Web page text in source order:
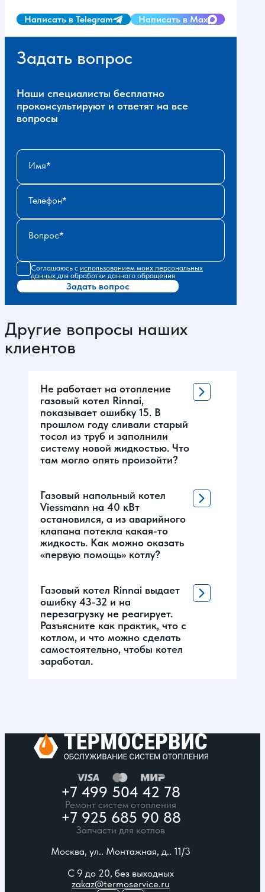
Написать в Telegram Написать в Max
Задать вопрос
Наши специалисты бесплатно
проконсультируют и ответят на все
вопросы
Имя
Телефон
Вопрос
Соглашаюсь с использованием моих персональных
данных для обработки данного обращения
Задать вопрос
Другие вопросы наших
клиентов
Не работает на отопление
газовый котел Rinnai,
показывает ошибку 15. В
прошлом году сливали старый
тосол из труб и заполнили
систему новой жидкостью. Что
там могло опять произойти?
Газовый напольный котел
Viessmann на 40 кВт
остановился, а из аварийного
клапана потекла какая-то
жидкость. Как можно оказать
«первую помощь» котлу?
Газовый котел Rinnai выдает
ошибку 43-32 и на
перезагрузку не реагирует.
Разъясните как практик, что с
котлом, и что можно сделать
самостоятельно, чтобы котел
заработал.
+7 499 504 42 78
Ремонт систем отопления
+7 925 685 90 88
Запчасти для котлов
Москва, ул.. Монтажная, д.. 11/3
С 9 до 20, без выходных
zakaz@termoservice.ru